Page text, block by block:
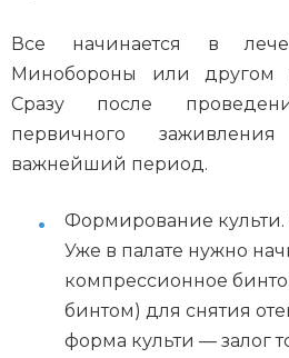
Все начинается в
Минобороны или другом
Сразу после
первичного
важнейший период.
Формирование
Уже в палате нужно
компрессионное
бинтом) для снятия
форма культи — залог